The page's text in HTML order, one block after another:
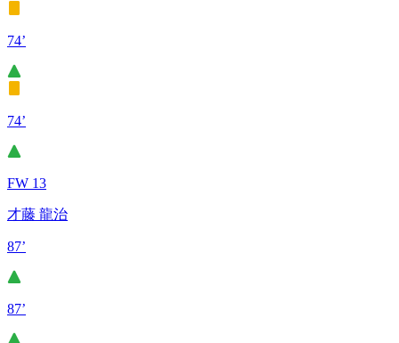
74’
74’
FW 13
才藤 龍治
87’
87’